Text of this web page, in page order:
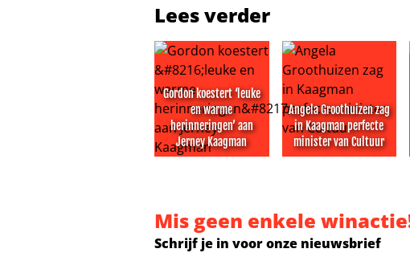
Lees verder
Gordon koestert ‘leuke
en warme
herinneringen’ aan
Jerney Kaagman
Angela Groothuizen zag
in Kaagman perfecte
minister van Cultuur
Mis geen enkele
Schrijf je in voor onze nieuwsbrief